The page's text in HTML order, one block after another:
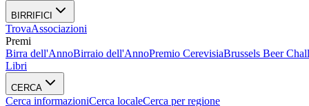
BIRRIFICI
TrovaAssociazioni
Premi
Birra dell'AnnoBirraio dell'AnnoPremio CerevisiaBrussels Beer
Libri
CERCA
Cerca informazioniCerca localeCerca per regione